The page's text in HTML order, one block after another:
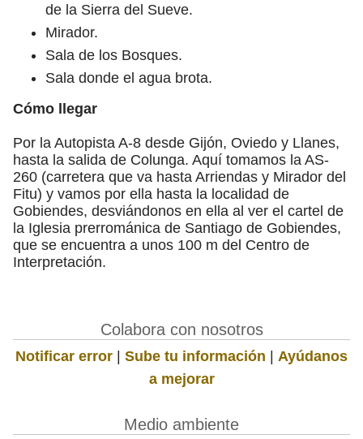
de la Sierra del Sueve.
Mirador.
Sala de los Bosques.
Sala donde el agua brota.
Cómo llegar
Por la Autopista A-8 desde Gijón, Oviedo y Llanes,
hasta la salida de Colunga. Aquí tomamos la AS-
260 (carretera que va hasta Arriendas y Mirador del
Fitu) y vamos por ella hasta la localidad de
Gobiendes, desviándonos en ella al ver el cartel de
la Iglesia prerrománica de Santiago de Gobiendes,
que se encuentra a unos 100 m del Centro de
Interpretación.
Colabora con nosotros
Notificar error | Sube tu información | Ayúdanos
a mejorar
Medio ambiente